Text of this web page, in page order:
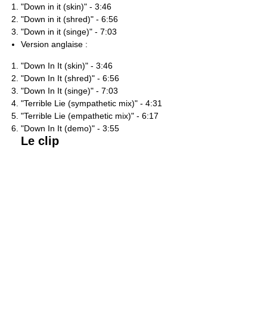
"Down in it (skin)" - 3:46
"Down in it (shred)" - 6:56
"Down in it (singe)" - 7:03
Version anglaise :
"Down In It (skin)" - 3:46
"Down In It (shred)" - 6:56
"Down In It (singe)" - 7:03
"Terrible Lie (sympathetic mix)" - 4:31
"Terrible Lie (empathetic mix)" - 6:17
"Down In It (demo)" - 3:55
Le clip